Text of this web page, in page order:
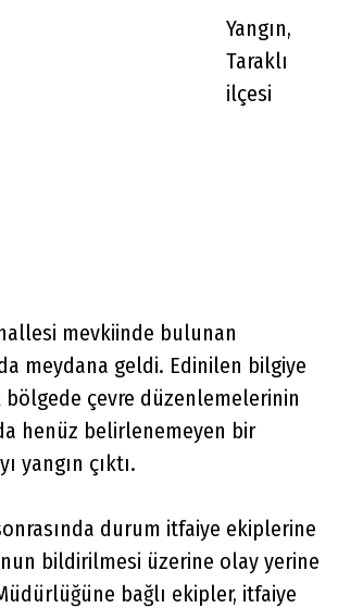
Yangın,
Taraklı
ilçesi
mevkiinde bulunan
meydana geldi. Edinilen bilgiye
bölgede çevre düzenlemelerinin
henüz belirlenemeyen bir
yangın çıktı.
durum itfaiye ekiplerine
bildirilmesi üzerine olay yerine
bağlı ekipler, itfaiye